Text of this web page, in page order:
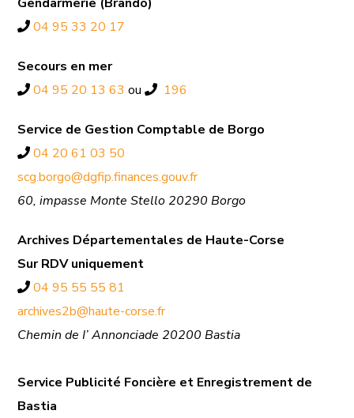
04 95 33 20 17
Secours en mer
04 95 20 13 63 ou 196
Service de Gestion Comptable de Borgo
04 20 61 03 50
scg.borgo@dgfip.finances.gouv.fr
60, impasse Monte Stello 20290 Borgo
Archives Départementales de Haute-Corse
Sur RDV uniquement
04 95 55 55 81
archives2b@haute-corse.fr
Chemin de I’ Annonciade 20200 Bastia
Service Publicité Foncière et Enregistrement de
Bastia